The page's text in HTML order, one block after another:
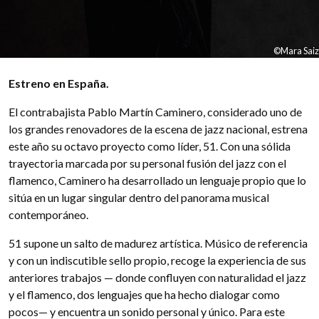
©Mara Saiz
Estreno en España.
El contrabajista Pablo Martín Caminero, considerado uno de
los grandes renovadores de la escena de jazz nacional, estrena
este año su octavo proyecto como líder, 51. Con una sólida
trayectoria marcada por su personal fusión del jazz con el
flamenco, Caminero ha desarrollado un lenguaje propio que lo
sitúa en un lugar singular dentro del panorama musical
contemporáneo.
51 supone un salto de madurez artística. Músico de referencia
y con un indiscutible sello propio, recoge la experiencia de sus
anteriores trabajos — donde confluyen con naturalidad el jazz
y el flamenco, dos lenguajes que ha hecho dialogar como
pocos— y encuentra un sonido personal y único. Para este